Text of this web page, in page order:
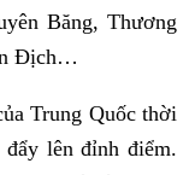
Băng, Thương
Địch…
Trung Quốc thời
lên đỉnh điểm.